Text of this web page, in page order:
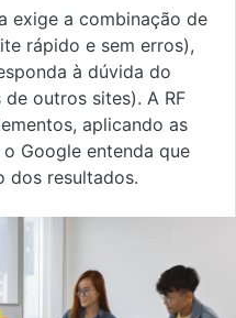
exige a combinação de
rápido e sem erros),
à dúvida do
outros sites). A RF
aplicando as
Google entenda que
dos resultados.